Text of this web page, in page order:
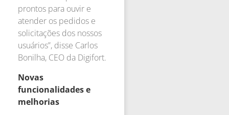
prontos para ouvir e
atender os pedidos e
solicitações dos nossos
usuários”, disse Carlos
Bonilha, CEO da Digifort.
Novas
funcionalidades e
melhorias